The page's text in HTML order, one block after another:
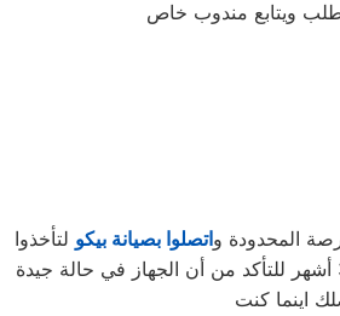
المحدودة واتصلوا بصيانة بيكو لتأخذوا
اينما كنت